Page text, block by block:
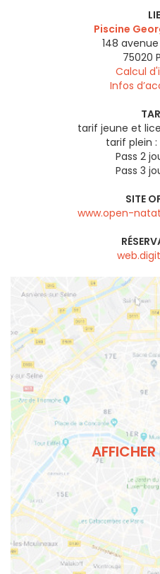
Piscine
148
75020
Calcul
Infos
tarif jeune et
tarif plein
Pass 2
Pass 3
SITE
www.open-